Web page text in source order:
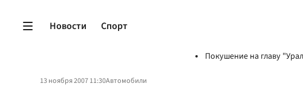
Новости Спорт
Покушение на главу
13 ноября 2007 11:30Автомобили